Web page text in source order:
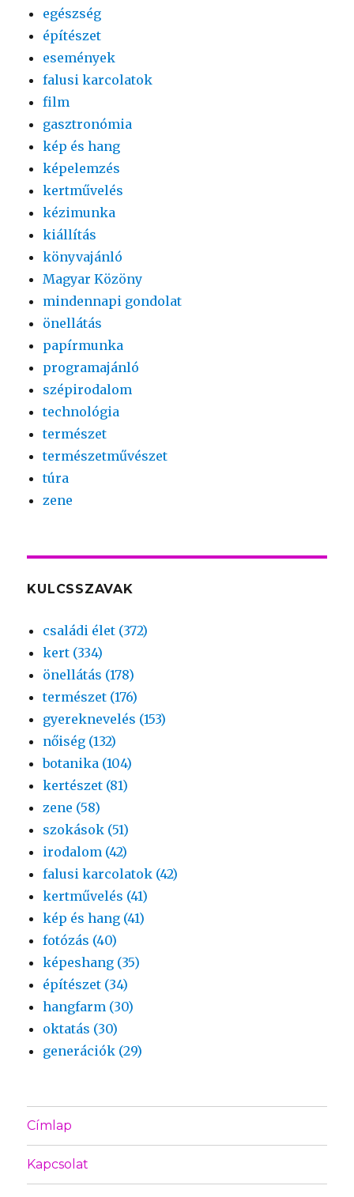
egészség
építészet
események
falusi karcolatok
film
gasztronómia
kép és hang
képelemzés
kertművelés
kézimunka
kiállítás
könyvajánló
Magyar Közöny
mindennapi gondolat
önellátás
papírmunka
programajánló
szépirodalom
technológia
természet
természetművészet
túra
zene
KULCSSZAVAK
családi élet (372)
kert (334)
önellátás (178)
természet (176)
gyereknevelés (153)
nőiség (132)
botanika (104)
kertészet (81)
zene (58)
szokások (51)
irodalom (42)
falusi karcolatok (42)
kertművelés (41)
kép és hang (41)
fotózás (40)
képeshang (35)
építészet (34)
hangfarm (30)
oktatás (30)
generációk (29)
Címlap
Kapcsolat